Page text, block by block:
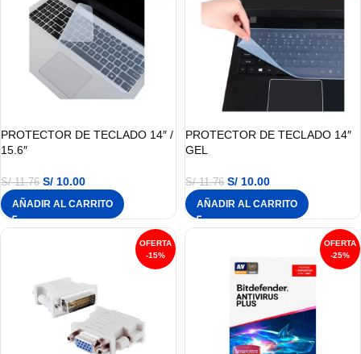
PROTECTOR DE TECLADO 14″ /
15.6″
S/11.76 S/ 10.00
AÑADIR AL CARRITO
PROTECTOR DE TECLADO 14″
GEL
S/11.76 S/ 10.00
AÑADIR AL CARRITO
-15% -25%